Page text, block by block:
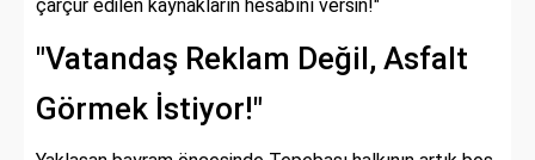
çarçur edilen kaynakların hesabını versin!"
"Vatandaş Reklam Değil, Asfalt
Görmek İstiyor!"